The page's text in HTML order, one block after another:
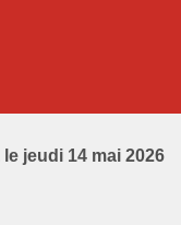
jeudi 14 mai 2026